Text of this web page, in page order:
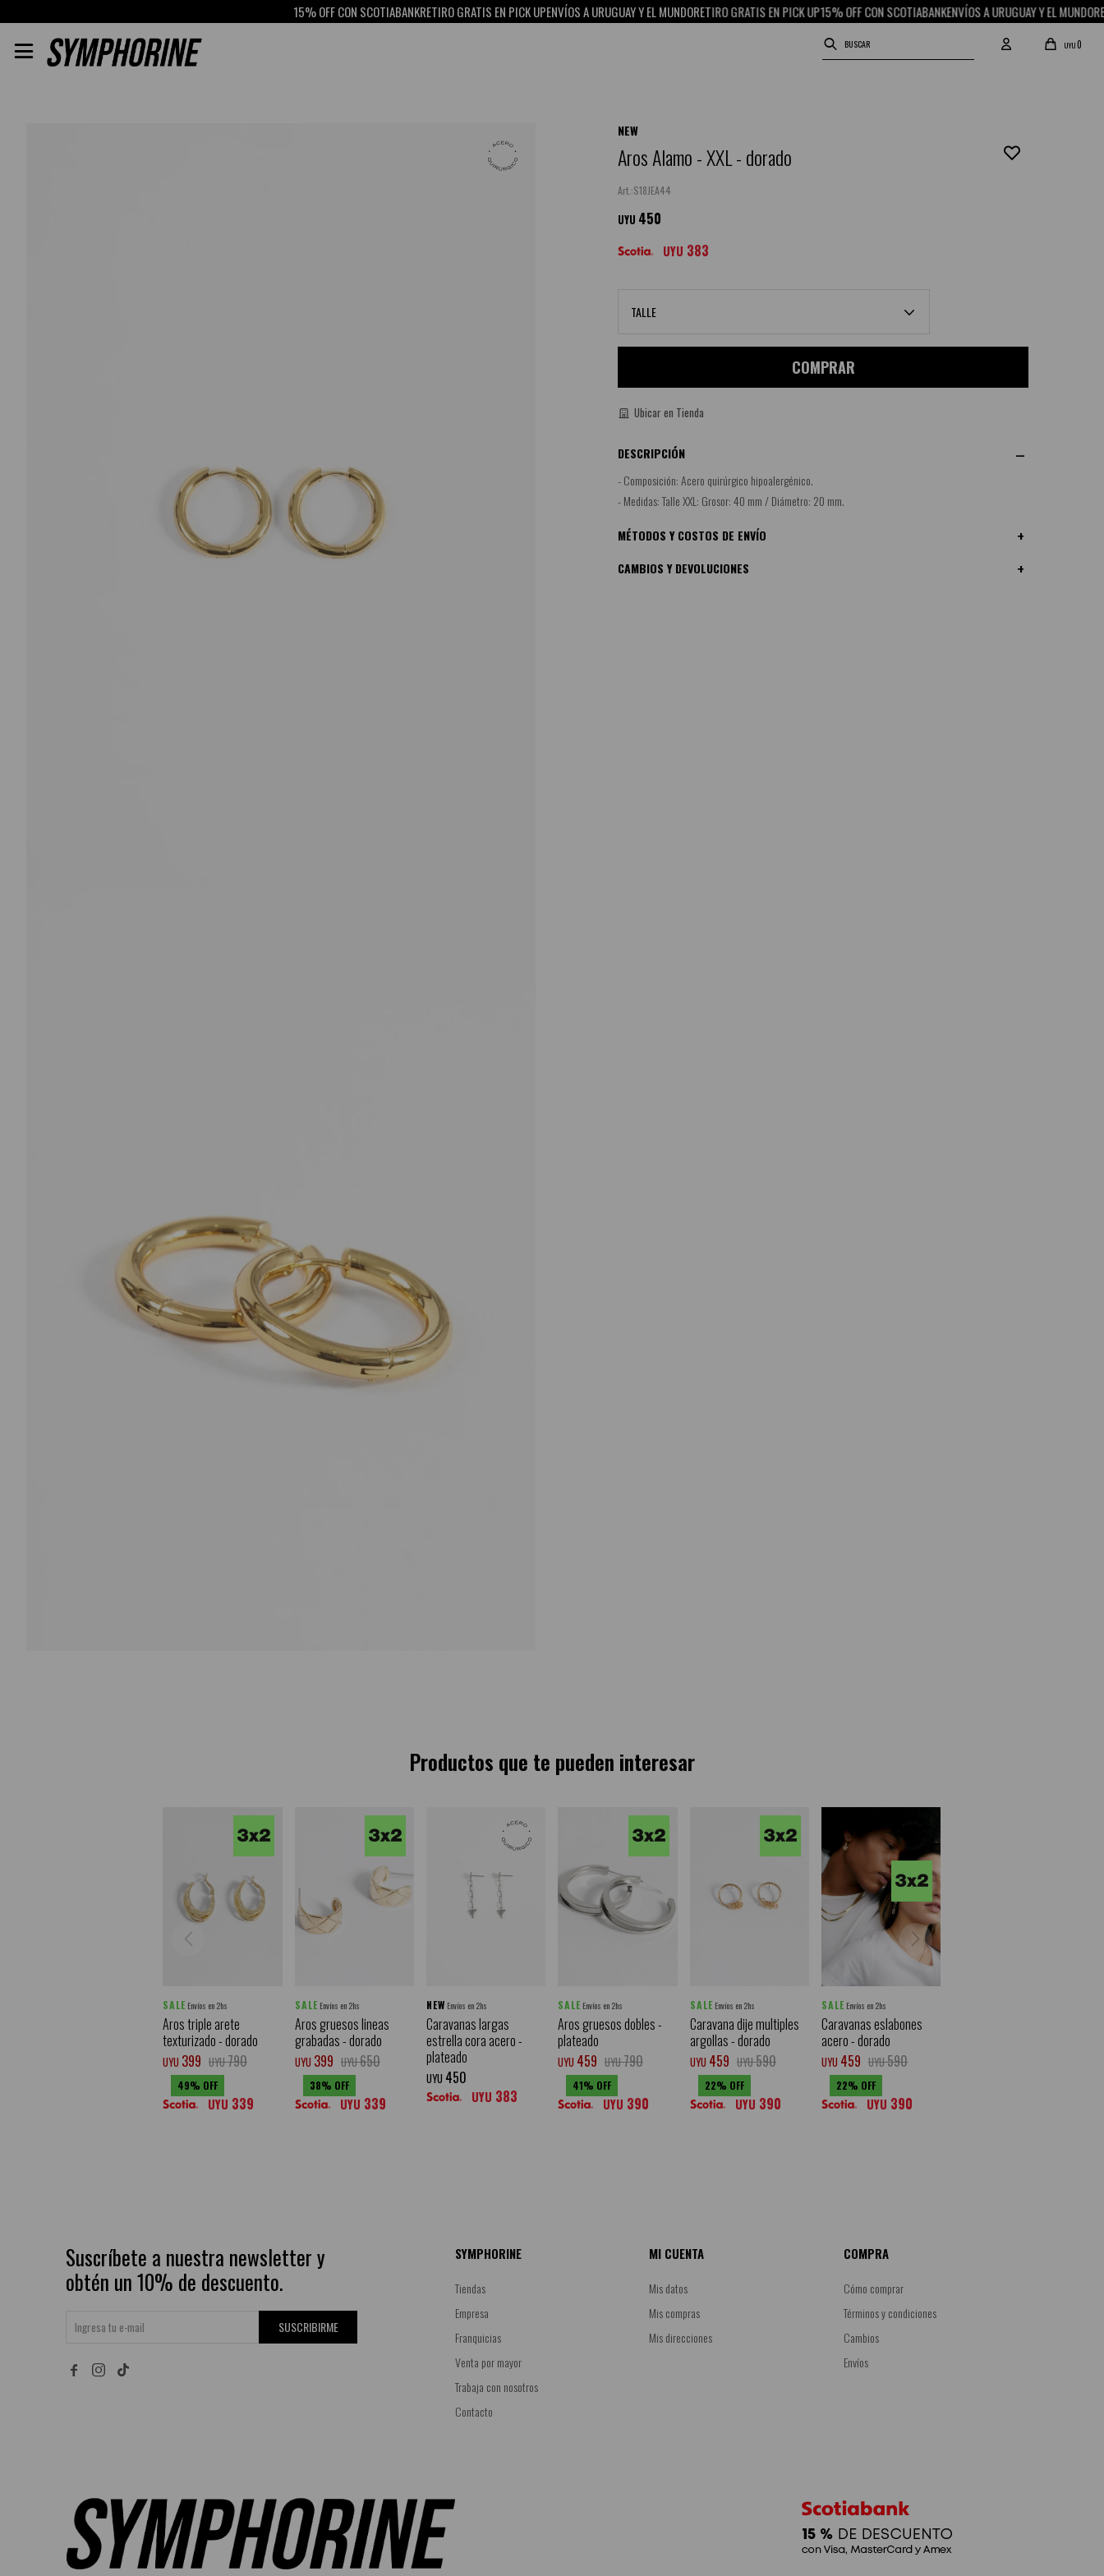
15% OFF CON SCOTIABANKRETIRO GRATIS EN PICK UPENVÍOS A URUGUAY Y EL MUNDORETIRO GRATIS EN PICK UP15% OFF CON SCOTIABANKENVÍOS A URUGUAY Y EL MUNDORETIRO
UYU0

NEW
Aros Alamo - XXL - dorado
S18JEA44
UYU 450
UYU 383
TALLE
COMPRAR
Ubicar en Tienda
DESCRIPCIÓN
- Composición: Acero quirúrgico hipoalergénico.
- Medidas: Talle XXL: Grosor: 40 mm / Diámetro: 20 mm.
MÉTODOS Y COSTOS DE ENVÍO
CAMBIOS Y DEVOLUCIONES
Productos que te pueden interesar
SALE Envíos en 2hs
Aros triple arete
texturizado - dorado
UYU 399 UYU790
49
UYU 339
SALE Envíos en 2hs
Aros gruesos lineas
grabadas - dorado
UYU 399 UYU650
38
UYU 339
NEW Envíos en 2hs
Caravanas largas
estrella cora acero -
plateado
UYU 450
UYU 383
SALE Envíos en 2hs
Aros gruesos dobles -
plateado
UYU 459 UYU790
41
UYU 390
SALE Envíos en 2hs
Caravana dije multiples
argollas - dorado
UYU 459 UYU590
22
UYU 390
SALE Envíos en 2hs
Caravanas eslabones
acero - dorado
UYU 459 UYU590
22
UYU 390
Suscríbete a nuestra newsletter y
obtén un 10% de descuento.
SUSCRIBIRME
 
SYMPHORINE
Tiendas
Empresa
Franquicias
Venta por mayor
Trabaja con nosotros
Contacto
MI CUENTA
Mis datos
Mis compras
Mis direcciones
COMPRA
Cómo comprar
Términos y condiciones
Cambios
Envíos